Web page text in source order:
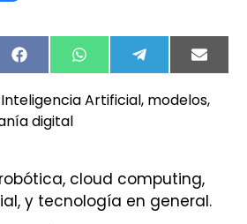
FacebookWhatsApp TelegramEmail
Inteligencia Artificial, modelos,
digital
cloud computing,
y tecnología en general.